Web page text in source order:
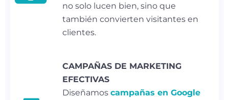
no solo lucen bien, sino que
también convierten visitantes en
clientes.
CAMPAÑAS DE MARKETING
EFECTIVAS
Diseñamos campañas en Google